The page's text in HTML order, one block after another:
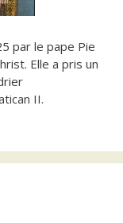
par le pape Pie
Elle a pris un
II.